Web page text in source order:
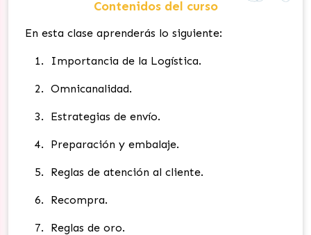
Contenidos del curso
En esta clase aprenderás lo siguiente:
Importancia de la Logística.
Omnicanalidad.
Estrategias de envío.
Preparación y embalaje.
Reglas de atención al cliente.
Recompra.
Reglas de oro.